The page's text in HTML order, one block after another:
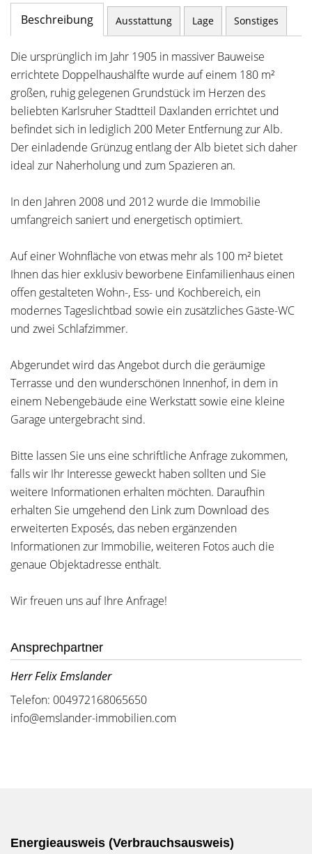
Beschreibung Ausstattung Lage Sonstiges
Die ursprünglich im Jahr 1905 in massiver Bauweise
errichtete Doppelhaushälfte wurde auf einem 180 m²
großen, ruhig gelegenen Grundstück im Herzen des
beliebten Karlsruher Stadtteil Daxlanden errichtet und
befindet sich in lediglich 200 Meter Entfernung zur Alb.
Der einladende Grünzug entlang der Alb bietet sich daher
ideal zur Naherholung und zum Spazieren an.
In den Jahren 2008 und 2012 wurde die Immobilie
umfangreich saniert und energetisch optimiert.
Auf einer Wohnfläche von etwas mehr als 100 m² bietet
Ihnen das hier exklusiv beworbene Einfamilienhaus einen
offen gestalteten Wohn-, Ess- und Kochbereich, ein
modernes Tageslichtbad sowie ein zusätzliches Gäste-WC
und zwei Schlafzimmer.
Abgerundet wird das Angebot durch die geräumige
Terrasse und den wunderschönen Innenhof, in dem in
einem Nebengebäude eine Werkstatt sowie eine kleine
Garage untergebracht sind.
Bitte lassen Sie uns eine schriftliche Anfrage zukommen,
falls wir Ihr Interesse geweckt haben sollten und Sie
weitere Informationen erhalten möchten. Daraufhin
erhalten Sie umgehend den Link zum Download des
erweiterten Exposés, das neben ergänzenden
Informationen zur Immobilie, weiteren Fotos auch die
genaue Objektadresse enthält.
Wir freuen uns auf Ihre Anfrage!
Ansprechpartner
Herr Felix Emslander
Telefon: 004972168065650
info@emslander-immobilien.com
Energieausweis (Verbrauchsausweis)